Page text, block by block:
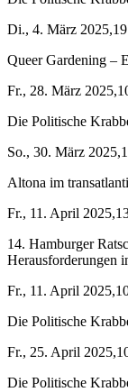
Di., 4. März
Queer Gardening –
Fr., 28. März
Die Politische
So., 30. März
Altona im
Fr., 11. April
14. Hamburger
Herausforderungen
Fr., 11. April
Die Politische
Fr., 25. April
Die Politische